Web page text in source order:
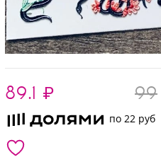
89.1 ₽ 99
по 22 руб